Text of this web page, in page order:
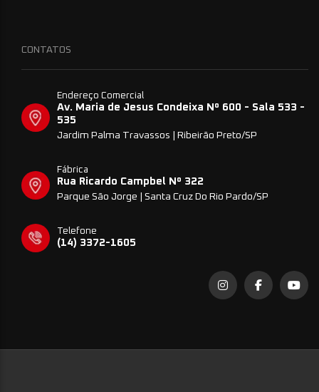
CONTATOS
Endereço Comercial
Av. Maria de Jesus Condeixa Nº 600 - Sala 533 -
535
Jardim Palma Travassos | Ribeirão Preto/SP
Fábrica
Rua Ricardo Campbel Nº 322
Parque São Jorge | Santa Cruz Do Rio Pardo/SP
Telefone
(14) 3372-1605